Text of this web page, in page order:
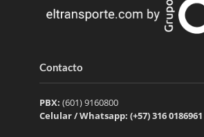
Contacto
PBX: (601) 9160800
Celular / Whatsapp: (+57) 316 0186961